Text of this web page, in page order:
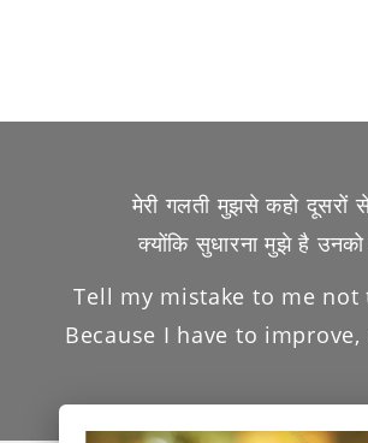
मेरी गलती मुझसे कहो दूसरों
क्योंकि सुधारना मुझे है उनको
Tell my mistake to me not
Because I have to